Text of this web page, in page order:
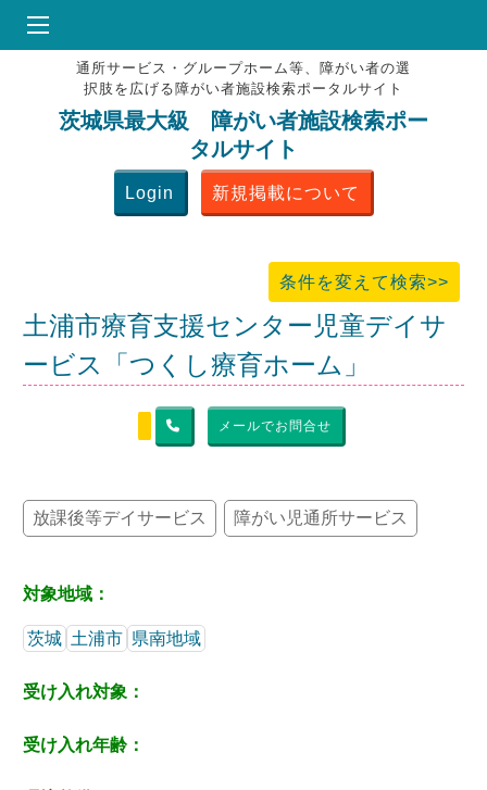
HOME
♥お気にりブックマーク
掲載会員MENU
よくある質問
通所サービス・グループホーム等、障がい者の選
択肢を広げる障がい者施設検索ポータルサイト
茨城県最大級 障がい者施設検索ポー
タルサイト
Login 新規掲載について
条件を変えて検索>>
土浦市療育支援センター児童デイサ
ービス「つくし療育ホーム」
メールでお問合せ
放課後等デイサービス 障がい児通所サービス
対象地域：
茨城 土浦市 県南地域
受け入れ対象：
受け入れ年齢：